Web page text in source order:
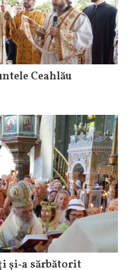
Ceahlău
și‑a sărbătorit